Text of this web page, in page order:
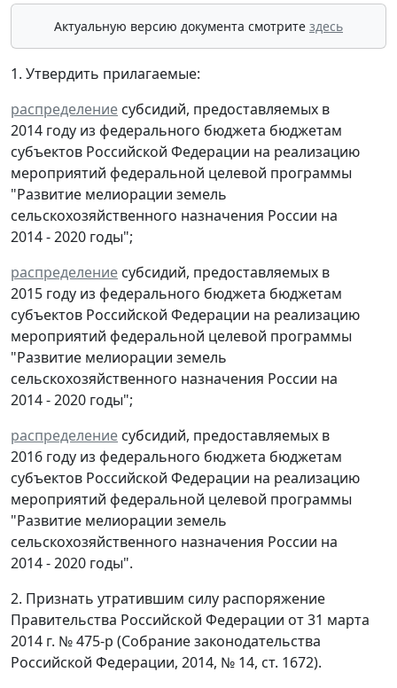
Актуальную версию документа смотрите здесь
1. Утвердить прилагаемые:
распределение субсидий, предоставляемых в
2014 году из федерального бюджета бюджетам
субъектов Российской Федерации на реализацию
мероприятий федеральной целевой программы
"Развитие мелиорации земель
сельскохозяйственного назначения России на
2014 - 2020 годы";
распределение субсидий, предоставляемых в
2015 году из федерального бюджета бюджетам
субъектов Российской Федерации на реализацию
мероприятий федеральной целевой программы
"Развитие мелиорации земель
сельскохозяйственного назначения России на
2014 - 2020 годы";
распределение субсидий, предоставляемых в
2016 году из федерального бюджета бюджетам
субъектов Российской Федерации на реализацию
мероприятий федеральной целевой программы
"Развитие мелиорации земель
сельскохозяйственного назначения России на
2014 - 2020 годы".
2. Признать утратившим силу распоряжение
Правительства Российской Федерации от 31 марта
2014 г. № 475-р (Собрание законодательства
Российской Федерации, 2014, № 14, ст. 1672).